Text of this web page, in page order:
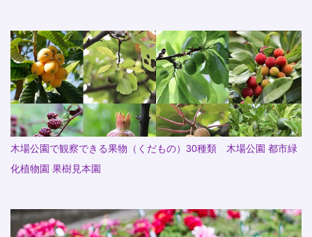
木場公園で観察できる果物（くだもの）30種類 木場公園 都市緑
化植物園 果樹見本園